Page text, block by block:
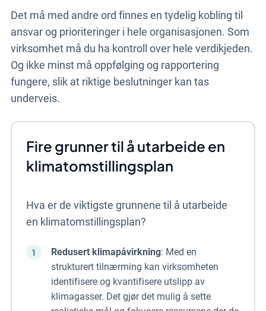
Det må med andre ord finnes en tydelig kobling til
ansvar og prioriteringer i hele organisasjonen. Som
virksomhet må du ha kontroll over hele verdikjeden.
Og ikke minst må oppfølging og rapportering
fungere, slik at riktige beslutninger kan tas
underveis.
Fire grunner til å utarbeide en
klimatomstillingsplan
Hva er de viktigste grunnene til å utarbeide
en klimatomstillingsplan?
Redusert klimapåvirkning: Med en
strukturert tilnærming kan virksomheten
identifisere og kvantifisere utslipp av
klimagasser. Det gjør det mulig å sette